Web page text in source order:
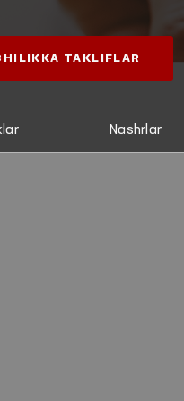
TAKLIFLAR
Nashrlar